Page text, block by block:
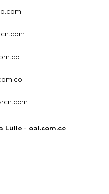
Lülle - oal.com.co